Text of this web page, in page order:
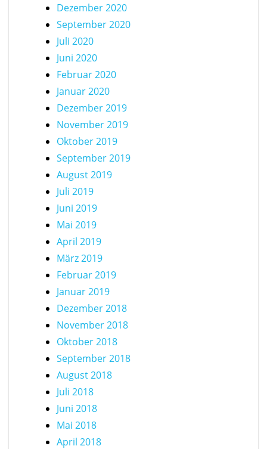
Dezember 2020
September 2020
Juli 2020
Juni 2020
Februar 2020
Januar 2020
Dezember 2019
November 2019
Oktober 2019
September 2019
August 2019
Juli 2019
Juni 2019
Mai 2019
April 2019
März 2019
Februar 2019
Januar 2019
Dezember 2018
November 2018
Oktober 2018
September 2018
August 2018
Juli 2018
Juni 2018
Mai 2018
April 2018